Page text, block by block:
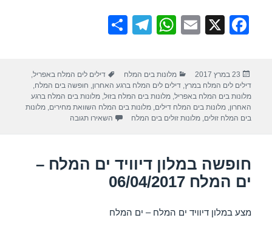
F
e
b
o
k
X
E
W
s
A
p
T
gr
a
m
e
פורסם
בתאריך
23 במרץ 2017 קטגוריות
מלונות בים המלח תגיות
דילים לים המלח באפריל,
דילים לים המלח במרץ,דילים לים המלח ברגע האחרון, חופשה בים המלח,
מלונות בים המלח באפריל,מלונות בים המלח בזול,מלונות בים המלח ברגע
האחרון,מלונות בים המלח דילים,מלונות בים המלח השוואת מחירים,מלונות
בים המלח זולים,מלונות זולים בים המלח השאירו תגובה
חופשה במלון דיוויד ים המלח –
ים המלח 06/04/2017
מצע במלון דיוויד ים המלח – ים המלח